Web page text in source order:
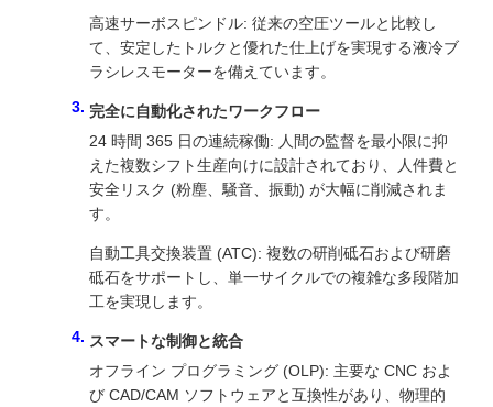
高速サーボスピンドル: 従来の空圧ツールと比較し
て、安定したトルクと優れた仕上げを実現する液冷ブ
ラシレスモーターを備えています。
完全に自動化されたワークフロー
24 時間 365 日の連続稼働: 人間の監督を最小限に抑
えた複数シフト生産向けに設計されており、人件費と
安全リスク (粉塵、騒音、振動) が大幅に削減されま
す。
自動工具交換装置 (ATC): 複数の研削砥石および研磨
砥石をサポートし、単一サイクルでの複雑な多段階加
工を実現します。
スマートな制御と統合
オフライン プログラミング (OLP): 主要な CNC およ
び CAD/CAM ソフトウェアと互換性があり、物理的